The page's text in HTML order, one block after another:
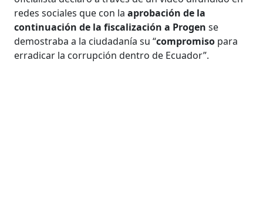
redes sociales que con la aprobación de la
continuación de la fiscalización a Progense
demostraba a la ciudadanía su “compromiso para
erradicar la corrupción dentro de Ecuador”.